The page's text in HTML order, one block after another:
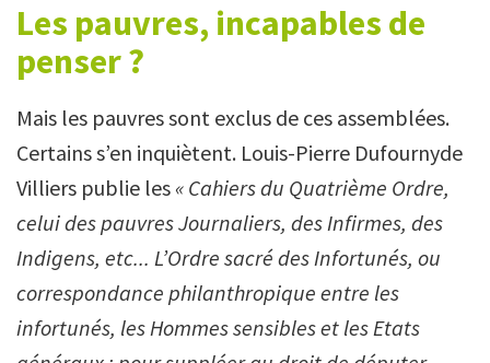
Les pauvres, incapables de
penser ?
Mais les pauvres sont exclus de ces assemblées.
Certains s’en inquiètent. Louis-Pierre Dufournyde
Villiers publie les « Cahiers du Quatrième Ordre,
celui des pauvres Journaliers, des Infirmes, des
Indigens, etc... L’Ordre sacré des Infortunés, ou
correspondance philanthropique entre les
infortunés, les Hommes sensibles et les Etats